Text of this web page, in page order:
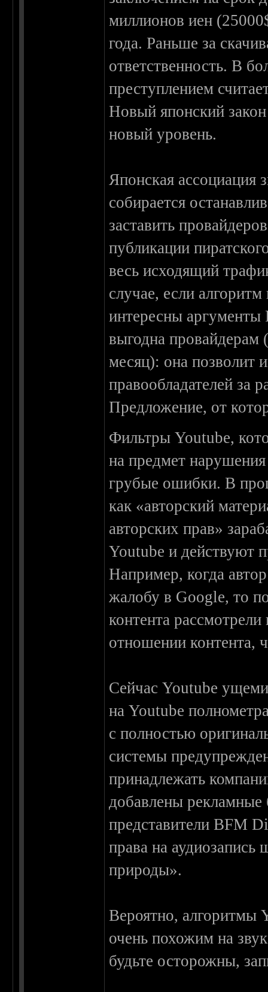
миллионов иен
года. Раньше за
ответственность. В
преступлением
Новый японский
новый уровень.
Японская
собирается
заставить
публикации
весь исходящий
случае, если
интересны аргументы
выгодна провайдерам
месяц): она позволит
правообладателей за
Предложение, от
Фильтры Youtube,
на предмет
грубые ошибки. В
как «авторский
авторских прав»
Youtube и действуют
Например, когда
жалобу в Google, то
контента
отношении контента,
Сейчас Youtube
на Youtube
с полностью
системы
принадлежать
добавлены рекламные
представители BFM
права на аудиозапись
природы».
Вероятно, алгоритмы
очень похожим на
будьте осторожны,